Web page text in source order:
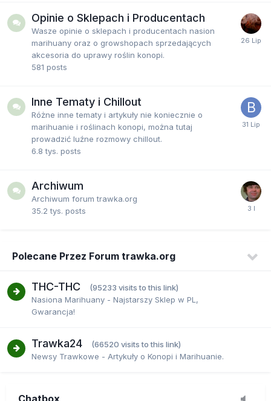
Opinie o Sklepach i Producentach
Wasze opinie o sklepach i producentach nasion
marihuany oraz o growshopach sprzedających
akcesoria do uprawy roślin konopi.
581 posts
Inne Tematy i Chillout
Różne inne tematy i artykuły nie koniecznie o
marihuanie i roślinach konopi, można tutaj
prowadzić luźne rozmowy chillout.
6.8 tys. posts
Archiwum
Archiwum forum trawka.org
35.2 tys. posts
Polecane Przez Forum trawka.org
THC-THC
(95233 visits to this link)
Nasiona Marihuany - Najstarszy Sklep w PL,
Gwarancja!
Trawka24
(66520 visits to this link)
Newsy Trawkowe - Artykuły o Konopi i Marihuanie.
muszą być.
Bartas88
To teraz trzeba by coś tutaj napisać :D
Macky 19 July 19:27
Bartas88 24 July 16:13
Jak uważacie, jest jeszcze sens startować na
outdoor? W sumie tak jak ostatnio u mnie, taki
outdoor ale w szklarni, snow russian chciałem
zapomniałem, że 2x quick one jeszcze sobie żyje od
jakiegoś miesiąca :)
Rysiu
Nie ma co już z outdoorami startować
Rysiu 26 July 8:35